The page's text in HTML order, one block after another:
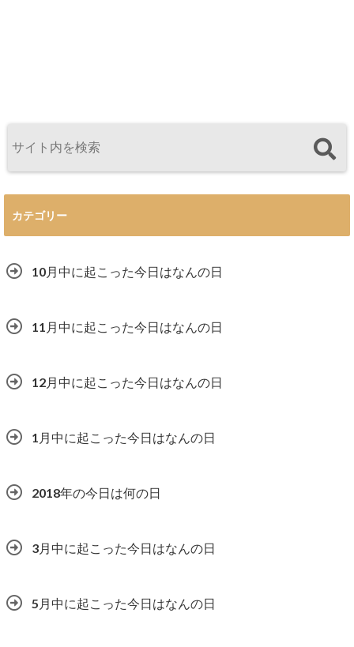
カテゴリー
10月中に起こった今日はなんの日
11月中に起こった今日はなんの日
12月中に起こった今日はなんの日
1月中に起こった今日はなんの日
2018年の今日は何の日
3月中に起こった今日はなんの日
5月中に起こった今日はなんの日